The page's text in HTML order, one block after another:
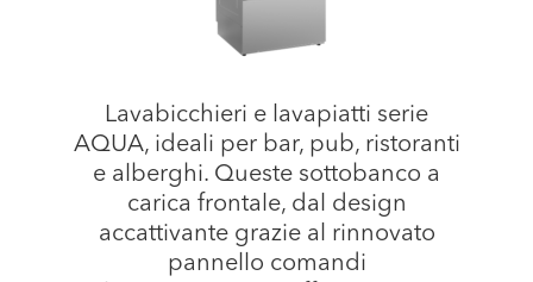
Lavabicchieri e lavapiatti serie
AQUA, ideali per bar, pub, ristoranti
e alberghi. Queste sottobanco a
carica frontale, dal design
accattivante grazie al rinnovato
pannello comandi